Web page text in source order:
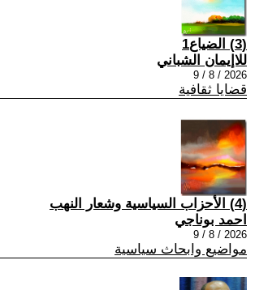
(3) الضياع1
للاإيمان الشباني
2026 / 8 / 9
قضايا ثقافية
(4) الأحزاب السياسية وشعار النهب
احمد بوناجي
2026 / 8 / 9
مواضيع وابحاث سياسية